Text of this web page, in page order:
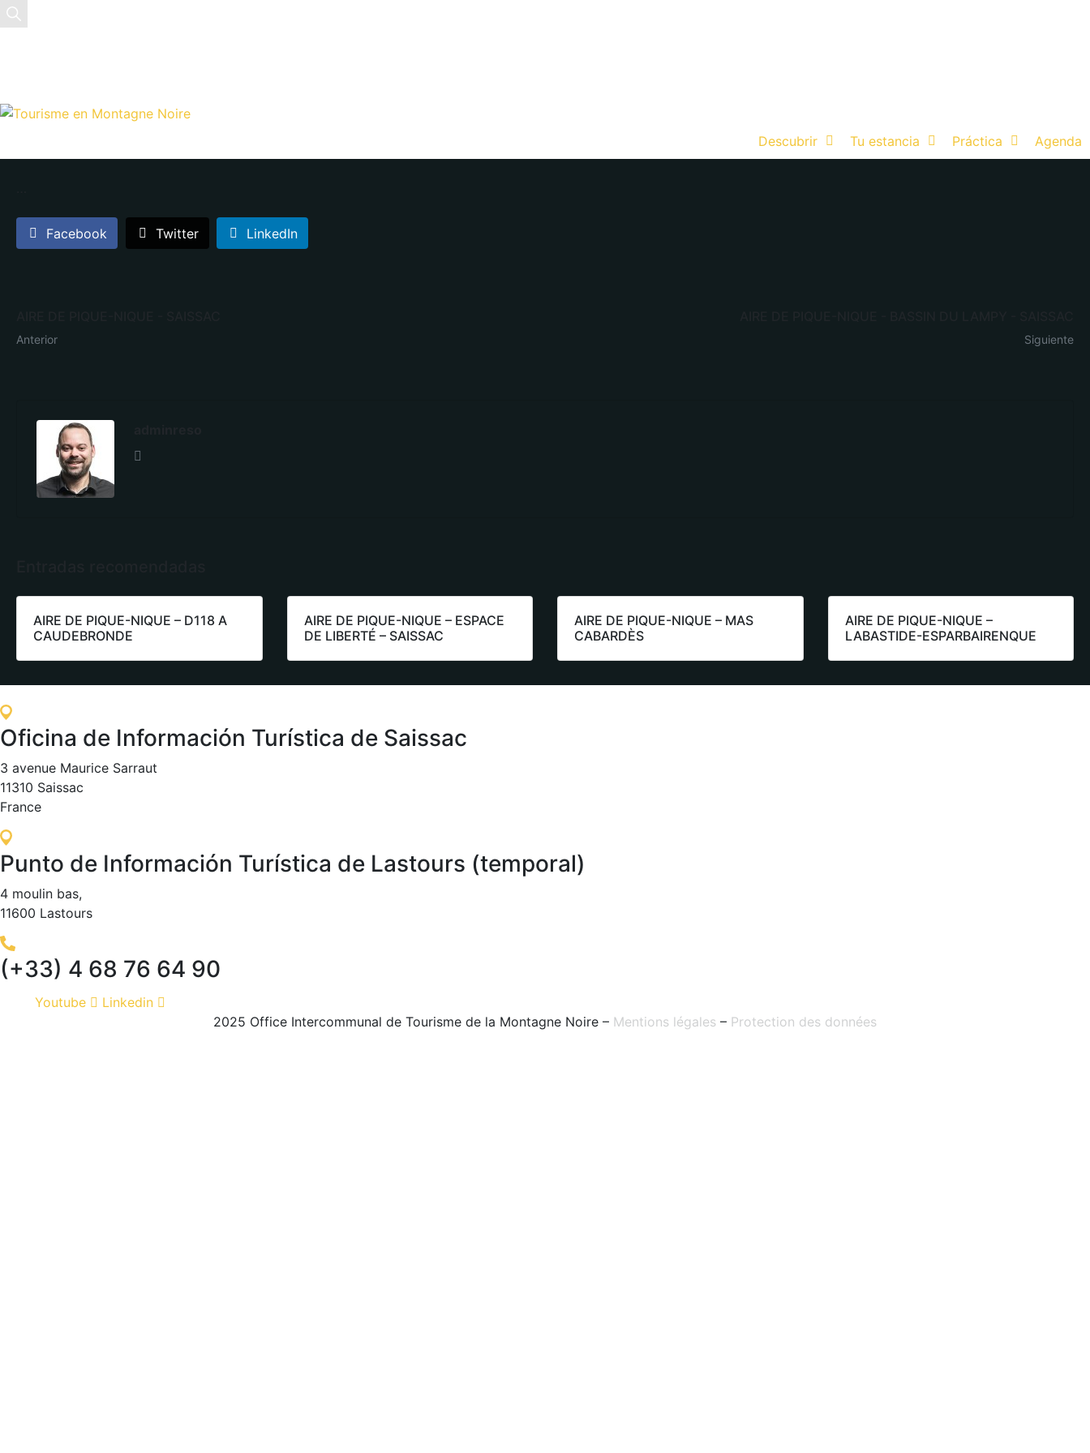
Descubrir Tu estancia Práctica Agenda
Facebook Twitter LinkedIn
Anterior Siguiente
AIRE DE PIQUE-NIQUE – D118 A
CAUDEBRONDE
AIRE DE PIQUE-NIQUE – ESPACE
DE LIBERTÉ – SAISSAC
AIRE DE PIQUE-NIQUE – MAS
CABARDÈS
AIRE DE PIQUE-NIQUE –
LABASTIDE-ESPARBAIRENQUE
Oficina de Información Turística de Saissac
3 avenue Maurice Sarraut
11310 Saissac
France
Punto de Información Turística de Lastours (temporal)
4 moulin bas,
11600 Lastours
(+33) 4 68 76 64 90
Youtube
Linkedin
2025 Office Intercommunal de Tourisme de la Montagne Noire – Mentions légales – Protection des données